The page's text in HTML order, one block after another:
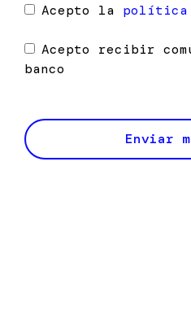
Acepto la política
Acepto recibir
banco
Enviar